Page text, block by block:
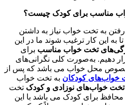
مناسب برای کودک چیست؟
به تخت خواب نیاز به داشتن
این کار ترغیب شوند ما در این
تخت خواب مناسب برای
دهیم. به‌صورت کلی نگرانی‌های
خصوص محل خواب می باشد که پس از
خواب‌های کودکان به تخت خواب
تخت خواب‌های نوزادی و کودک تخت
برای کودک می باشد با این‌